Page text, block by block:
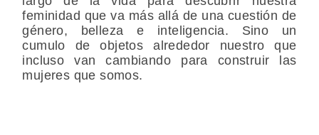
feminidad que va más allá de una cuestión de
género, belleza e inteligencia. Sino un
cumulo de objetos alrededor nuestro que
incluso van cambiando para construir las
mujeres que somos.